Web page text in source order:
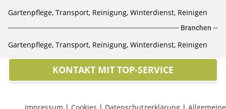
Gartenpflege, Transport, Reinigung, Winterdienst, Reinigen
Branchen
Gartenpflege, Transport, Reinigung, Winterdienst, Reinigen
KONTAKT MIT TOP-SERVICE